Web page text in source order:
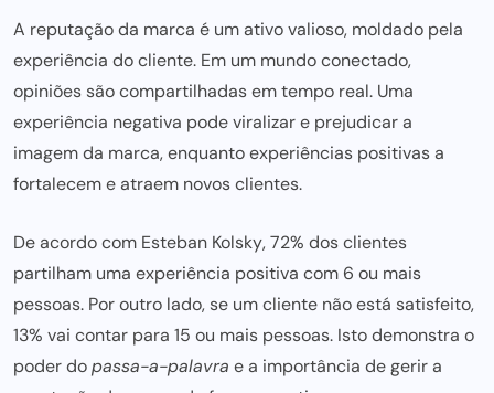
A reputação da marca é um ativo valioso, moldado pela
experiência do cliente. Em um mundo conectado,
opiniõessão compartilhadas em tempo real. Uma
experiência negativa pode viralizar e prejudicar a
imagem da marca, enquanto experiências positivas a
fortalecem eatraem novos clientes.
De acordo com Esteban Kolsky, 72% dos clientes
partilham uma experiência positiva com 6 ou mais
pessoas. Por outro lado, se um cliente não está satisfeito,
13% vai contar para 15 ou mais pessoas. Isto demonstra o
poder dopassa-a-palavra e a importância de gerir a